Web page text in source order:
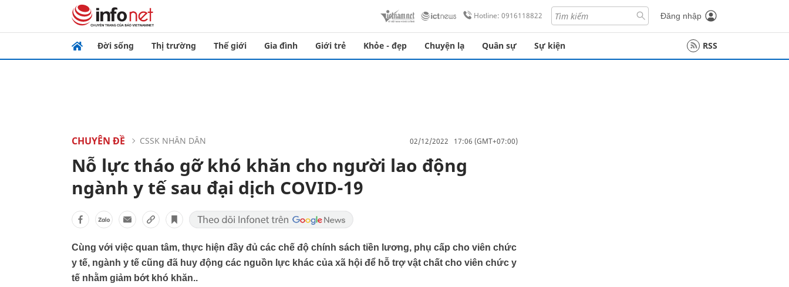
Hotline: 0916118822 Đăng nhập
Đời sống Thị trường Thế giới Gia đình Giới trẻ Khỏe - đẹp Chuyện lạ Quân sự Sự kiện RSS
CHUYÊN ĐỀ CSSK NHÂN DÂN 02/12/2022 17:06 (GMT+07:00)
Nỗ lực tháo gỡ khó khăn cho người lao động
ngành y tế sau đại dịch COVID-19
Cùng với việc quan tâm, thực hiện đầy đủ các chế độ chính sách tiền lương, phụ cấp cho viên chức
y tế, ngành y tế cũng đã huy động các nguồn lực khác của xã hội để hỗ trợ vật chất cho viên chức y
tế nhằm giảm bớt khó khăn..